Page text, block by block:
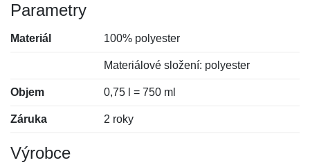
Parametry
Materiál 100% polyester
Materiálové složení: polyester
Objem 0,75 l = 750 ml
Záruka 2 roky
Výrobce